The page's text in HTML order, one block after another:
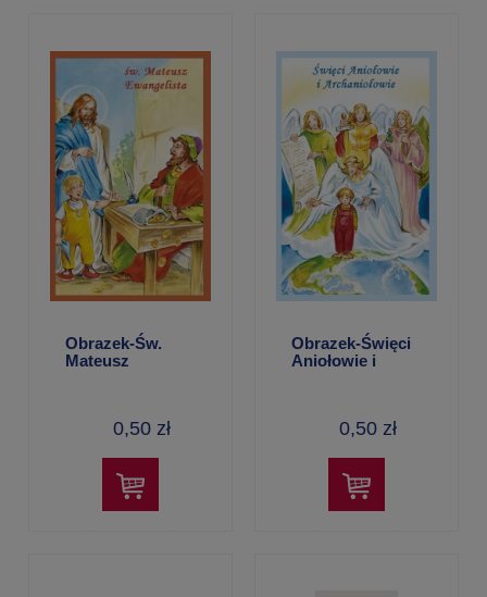
Obrazek-Św.
Mateusz
0,50 zł
Obrazek-Święci
Aniołowie i
0,50 zł